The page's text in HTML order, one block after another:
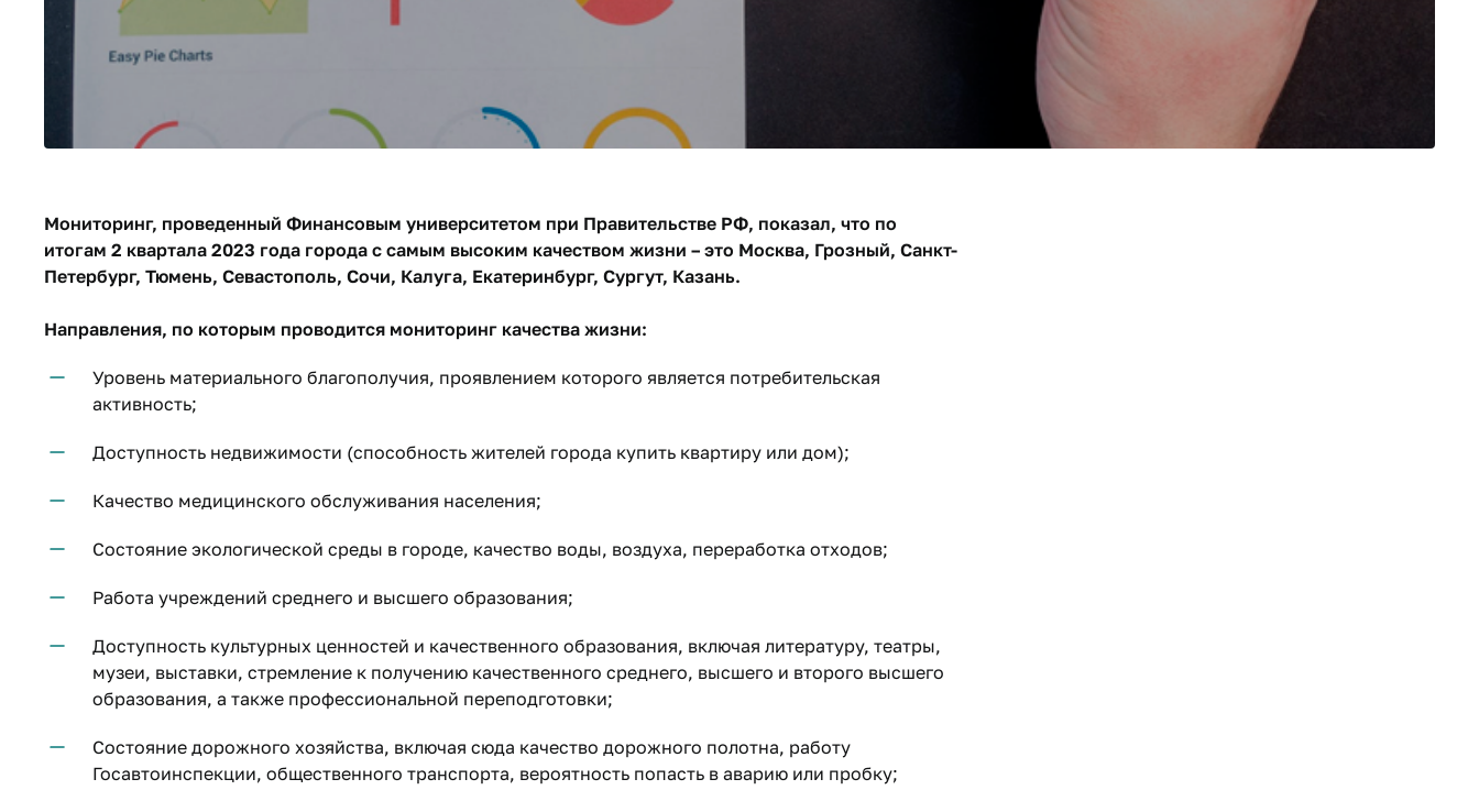
Мониторинг, проведенный Финансовым университетом при Правительстве РФ, показал, что по
итогам 2 квартала 2023 года города с самым высоким качеством жизни – это Москва, Грозный, Санкт-
Петербург, Тюмень, Севастополь, Сочи, Калуга, Екатеринбург, Сургут, Казань.
Направления, по которым проводится мониторинг качества жизни:
Уровень материального благополучия, проявлением которого является потребительская
активность;
Доступность недвижимости (способность жителей города купить квартиру или дом);
Качество медицинского обслуживания населения;
Состояние экологической среды в городе, качество воды, воздуха, переработка отходов;
Работа учреждений среднего и высшего образования;
Доступность культурных ценностей и качественного образования, включая литературу, театры,
музеи, выставки, стремление к получению качественного среднего, высшего и второго высшего
образования, а также профессиональной переподготовки;
Состояние дорожного хозяйства, включая сюда качество дорожного полотна, работу
Госавтоинспекции, общественного транспорта, вероятность попасть в аварию или пробку;